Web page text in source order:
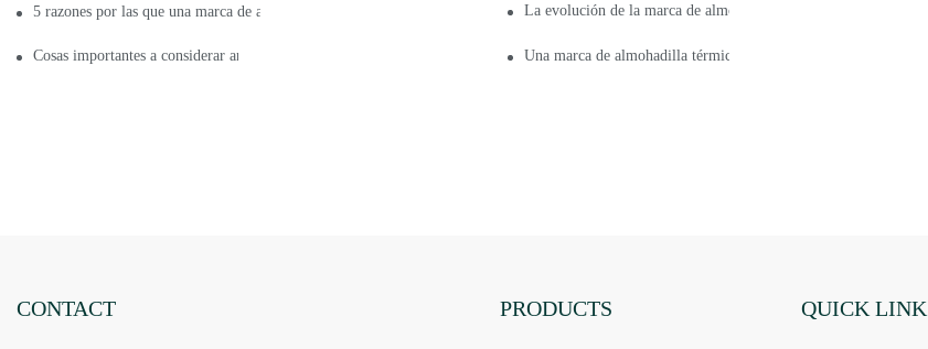
5 razones por las que una marca de almohadilla térmica es buena para usted La evolución de la marca de almohadillas térmicas en China
Cosas importantes a considerar antes de comprar una marca de almohadilla térmicaUna marca de almohadilla térmica de buena calidad.
CONTACT PRODUCTS QUICK LINK